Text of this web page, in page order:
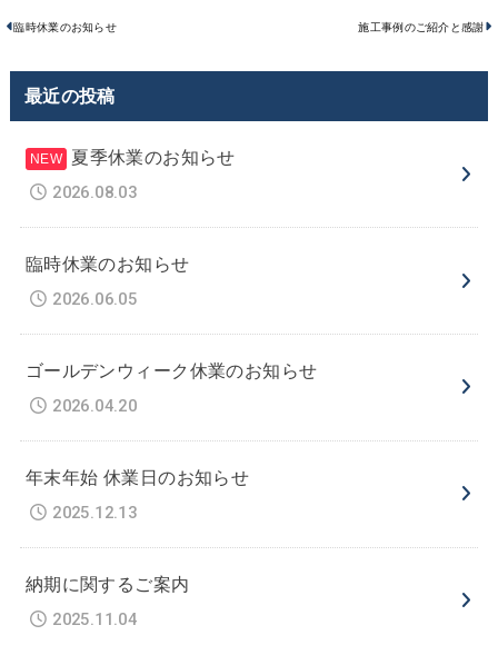
臨時休業のお知らせ 施工事例のご紹介と感謝
最近の投稿
夏季休業のお知らせ
2026.08.03
臨時休業のお知らせ
2026.06.05
ゴールデンウィーク休業のお知らせ
2026.04.20
年末年始 休業日のお知らせ
2025.12.13
納期に関するご案内
2025.11.04